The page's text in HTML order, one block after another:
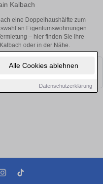
Alle Cookies ablehnen
Datenschutzerklärung
Kalbach
eine Doppelhaushälfte zum
an Eigentumswohnungen.
– hier finden Sie Ihre
oder in der Nähe.
Objekte finden. Schauen Sie